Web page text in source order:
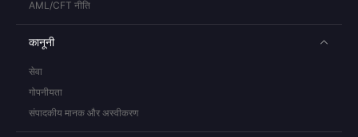
AML/CFT नीति
कानूनी
सेवा
गोपनीयता
संपादकीय मानक और अस्वीकरण